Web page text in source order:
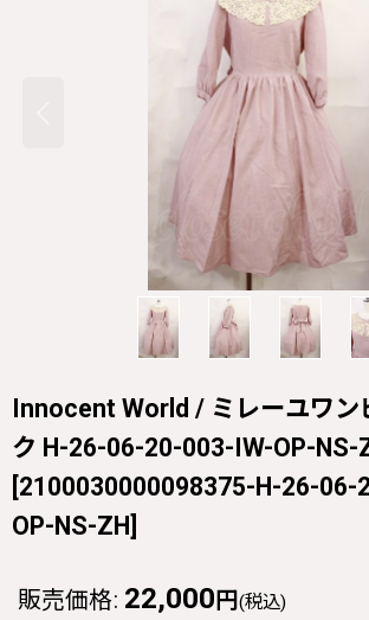
Innocent World / ミレーユワン
ク H-26-06-20-003-IW-OP-NS-
[2100030000098375-H-26-06-
OP-NS-ZH]
販売価格: 22,000 円 (税込)